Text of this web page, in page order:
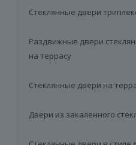
Стеклянные двери
Раздвижные двери
на террасу
Стеклянные двери на
Двери из закаленного